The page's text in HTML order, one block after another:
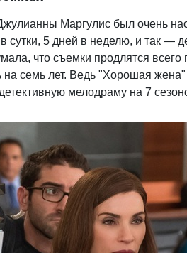
Маргулис был очень
сутки, 5 дней в неделю, и так —
что съемки продлятся всего
на семь лет. Ведь "Хорошая жена"
мелодраму на 7